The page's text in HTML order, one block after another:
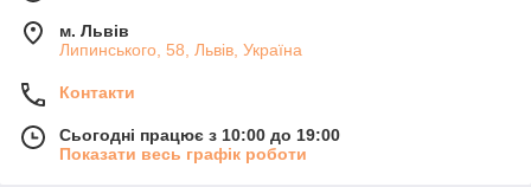
м. Львів
Липинського, 58, Львів, Україна
Контакти
Сьогодні працює з 10:00 до 19:00
Показати весь графік роботи